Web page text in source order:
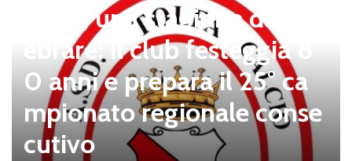
Tolfa, una stagione da cel
ebrare: il club festeggia 8
0 anni e prepara il 25° ca
mpionato regionale conse
cutivo